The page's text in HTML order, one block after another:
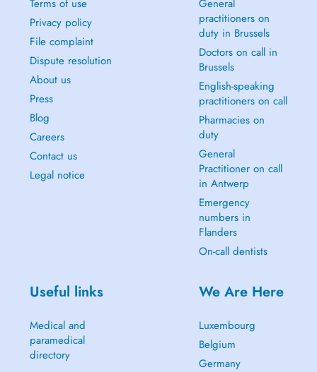
2014 en 2017 was zij bestuurslid van de EHRA, tussen 2017 en 2020
was zij EHRA webinar course director en sinds 2022 is zij
wetenschappelijk programma co-chair van het EHRA congres. Zij is
hoofdonderzoeker en nationaal coördinator van klinische studies in
meerdere internationale multicenter studies en reviewer in
verschillende internationale tijdschriften op het gebied van cardiologie
Terms of use
Privacy policy
File complaint
Dispute resolution
About us
Press
Blog
Careers
Contact us
Legal notice
General
practitioners on
duty in Brussels
Doctors on call in
Brussels
English-speaking
practitioners on call
Pharmacies on
duty
General
Practitioner on call
in Antwerp
Emergency
numbers in
Flanders
On-call dentists
Useful links
Medical and
paramedical
directory
We Are Here
Luxembourg
Belgium
Germany